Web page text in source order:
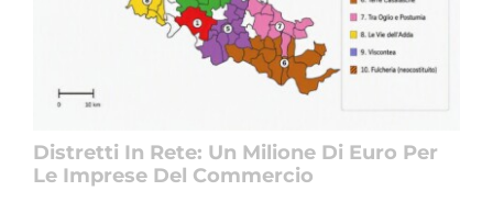
Distretti In Rete: Un Milione Di Euro Per
Le Imprese Del Commercio